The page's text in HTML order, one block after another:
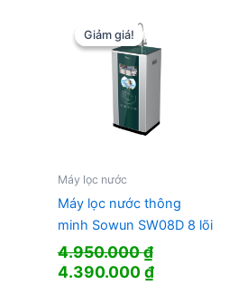
Giảm giá!
Giảm giá!
Máy lọc nước
Máy lọc nước thông
minh Sowun SW08D 8 lõi
4.950.000₫
Giá
4.390.000₫Giá